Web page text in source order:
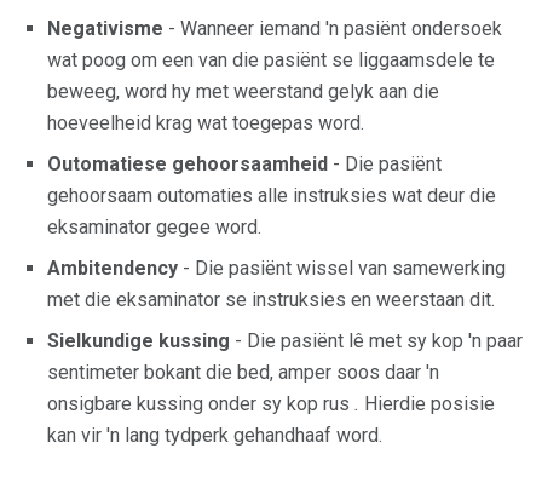
Negativisme - Wanneer iemand 'n pasiënt ondersoek
wat poog om een ​​van die pasiënt se liggaamsdele te
beweeg, word hy met weerstand gelyk aan die
hoeveelheid krag wat toegepas word.
Outomatiese gehoorsaamheid - Die pasiënt
gehoorsaam outomaties alle instruksies wat deur die
eksaminator gegee word.
Ambitendency - Die pasiënt wissel van samewerking
met die eksaminator se instruksies en weerstaan ​​dit.
Sielkundige kussing - Die pasiënt lê met sy kop 'n paar
sentimeter bokant die bed, amper soos daar 'n
onsigbare kussing onder sy kop rus . Hierdie posisie
kan vir 'n lang tydperk gehandhaaf word.